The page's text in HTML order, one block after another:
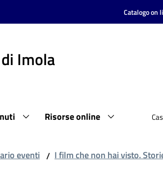
Catalogo on
Imola
Risorse online
eventi / I film che non hai visto.